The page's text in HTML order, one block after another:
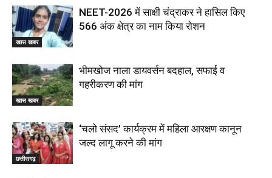
खास खबर
NEET-2026 में साक्षी चंद्राकर ने हासिल किए
566 अंक क्षेत्र का नाम किया रोशन
खास खबर
भीमखोज नाला डायवर्सन बदहाल, सफाई व
गहरीकरण की मांग
छत्तीसगढ़
‘चलो संसद’ कार्यक्रम में महिला आरक्षण कानून
जल्द लागू करने की मांग